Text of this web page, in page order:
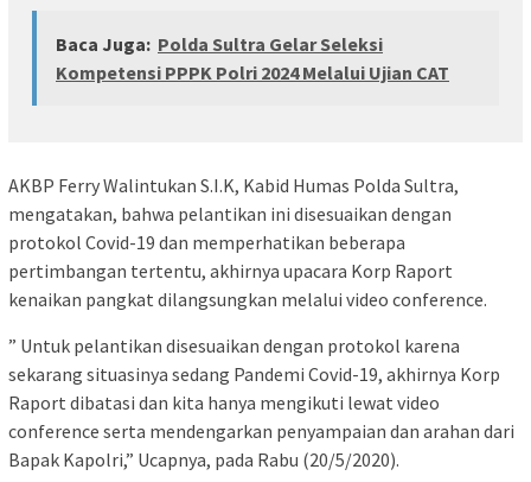
Baca Juga: Polda Sultra Gelar Seleksi
Kompetensi PPPK Polri 2024 Melalui Ujian CAT
AKBP Ferry Walintukan S.I.K, Kabid Humas Polda Sultra,
mengatakan, bahwa pelantikan ini disesuaikan dengan
protokol Covid-19 dan memperhatikan beberapa
pertimbangan tertentu, akhirnya upacara Korp Raport
kenaikan pangkat dilangsungkan melalui video conference.
” Untuk pelantikan disesuaikan dengan protokol karena
sekarang situasinya sedang Pandemi Covid-19, akhirnya Korp
Raport dibatasi dan kita hanya mengikuti lewat video
conference serta mendengarkan penyampaian dan arahan dari
Bapak Kapolri,” Ucapnya, pada Rabu (20/5/2020).